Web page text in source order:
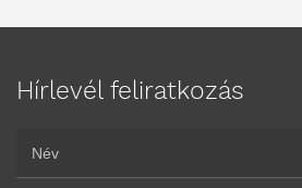
Hírlevél feliratkozás